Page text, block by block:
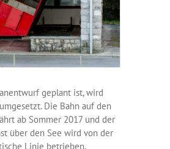
geplant ist, wird
Die Bahn auf den
ab Sommer 2017 und der
über den See wird von der
Linie betrieben.